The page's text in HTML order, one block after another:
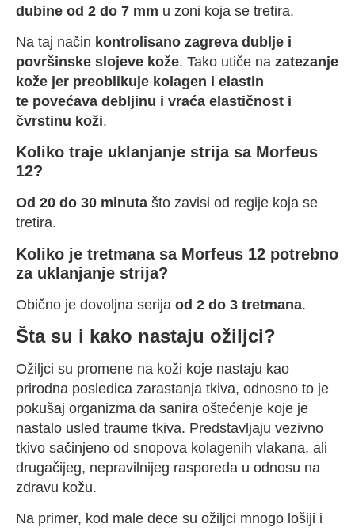
dubine od 2 do 7 mm u zoni koja se tretira.
Na taj način kontrolisano zagreva dublje i
površinske slojeve kože. Tako utiče na zatezanje
kože jer preoblikuje kolagen i elastin
te povećava debljinu i vraća elastičnost i
čvrstinu koži.
Koliko traje uklanjanje strija sa Morfeus
12?
Od 20 do 30 minuta što zavisi od regije koja se
tretira.
Koliko je tretmana sa Morfeus 12 potrebno
za uklanjanje strija?
Obično je dovoljna serija od 2 do 3 tretmana.
Šta su i kako nastaju ožiljci?
Ožiljci su promene na koži koje nastaju kao
prirodna posledica zarastanja tkiva, odnosno to je
pokušaj organizma da sanira oštećenje koje je
nastalo usled traume tkiva. Predstavljaju vezivno
tkivo sačinjeno od snopova kolagenih vlakana, ali
drugačijeg, nepravilnijeg rasporeda u odnosu na
zdravu kožu.
Na primer, kod male dece su ožiljci mnogo lošiji i